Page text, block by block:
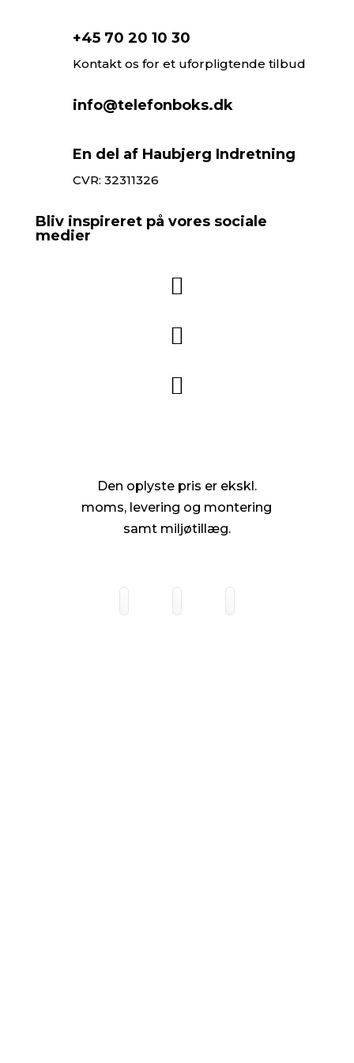
+45 70 20 10 30
Kontakt os for et uforpligtende tilbud
info@telefonboks.dk
En del af Haubjerg Indretning
CVR: 32311326
Bliv inspireret på vores sociale
medier



Den oplyste pris er ekskl.
moms, levering og montering
samt miljøtillæg.